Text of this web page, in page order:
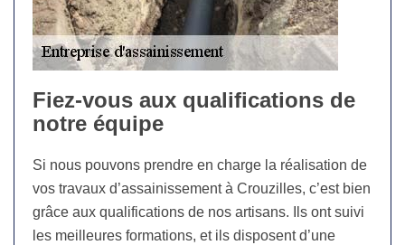
Fiez-vous aux qualifications de
notre équipe
Si nous pouvons prendre en charge la réalisation de
vos travaux d’assainissement à Crouzilles, c’est bien
grâce aux qualifications de nos artisans. Ils ont suivi
les meilleures formations, et ils disposent d’une